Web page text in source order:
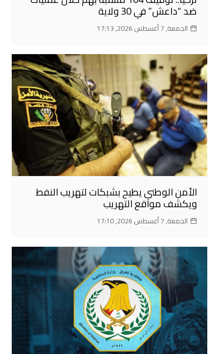
ضد “داعش” في 30 ولاية
الجمعة, 7 أغسطس 2026, 17:13
الأمن الوطني يطيح بشبكات لتهريب النفط
ويكشف مواقع التهريب
الجمعة, 7 أغسطس 2026, 17:10